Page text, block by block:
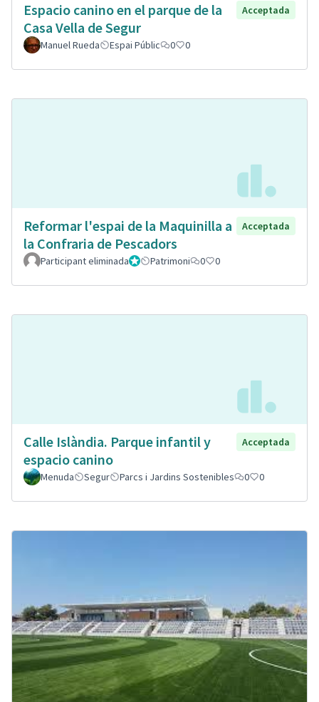
Espacio canino en el parque de la
Casa Vella de Segur
Acceptada
Manuel Rueda Espai Públic 0 0
Reformar l'espai de la Maquinilla a
la Confraria de Pescadors
Acceptada
Participant eliminadaAdministrador
Patrimoni 0 0
Calle Islàndia. Parque infantil y
espacio canino
Acceptada
Menuda Segur Parcs i Jardins Sostenibles 0 0